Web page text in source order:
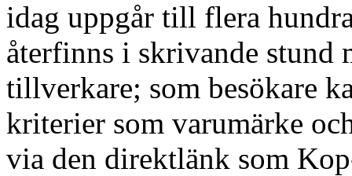
idag uppgår till flera
återfinns i skrivande stund
tillverkare; som besökare
kriterier som varumärke
via den direktlänk som